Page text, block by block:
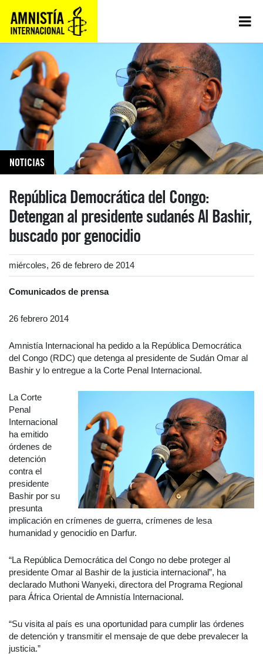
NOTICIAS
República Democrática del Congo:
Detengan al presidente sudanés Al Bashir,
buscado por genocidio
miércoles, 26 de febrero de 2014
Comunicados de prensa
26 febrero 2014
Amnistía Internacional ha pedido a la República Democrática
del Congo (RDC) que detenga al presidente de Sudán Omar al
Bashir y lo entregue a la Corte Penal Internacional.
La Corte
Penal
Internacional
ha emitido
órdenes de
detención
contra el
presidente
Bashir por su
presunta
implicación en crímenes de guerra, crímenes de lesa
humanidad y genocidio en Darfur.
“La República Democrática del Congo no debe proteger al
presidente Omar al Bashir de la justicia internacional”, ha
declarado Muthoni Wanyeki, directora del Programa Regional
para África Oriental de Amnistía Internacional.
“Su visita al país es una oportunidad para cumplir las órdenes
de detención y transmitir el mensaje de que debe prevalecer la
justicia.”